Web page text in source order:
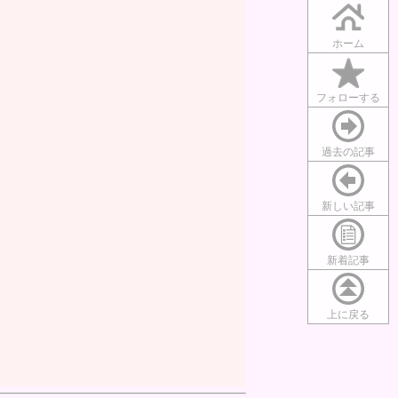
ホーム
フォローする
過去の記事
新しい記事
新着記事
上に戻る